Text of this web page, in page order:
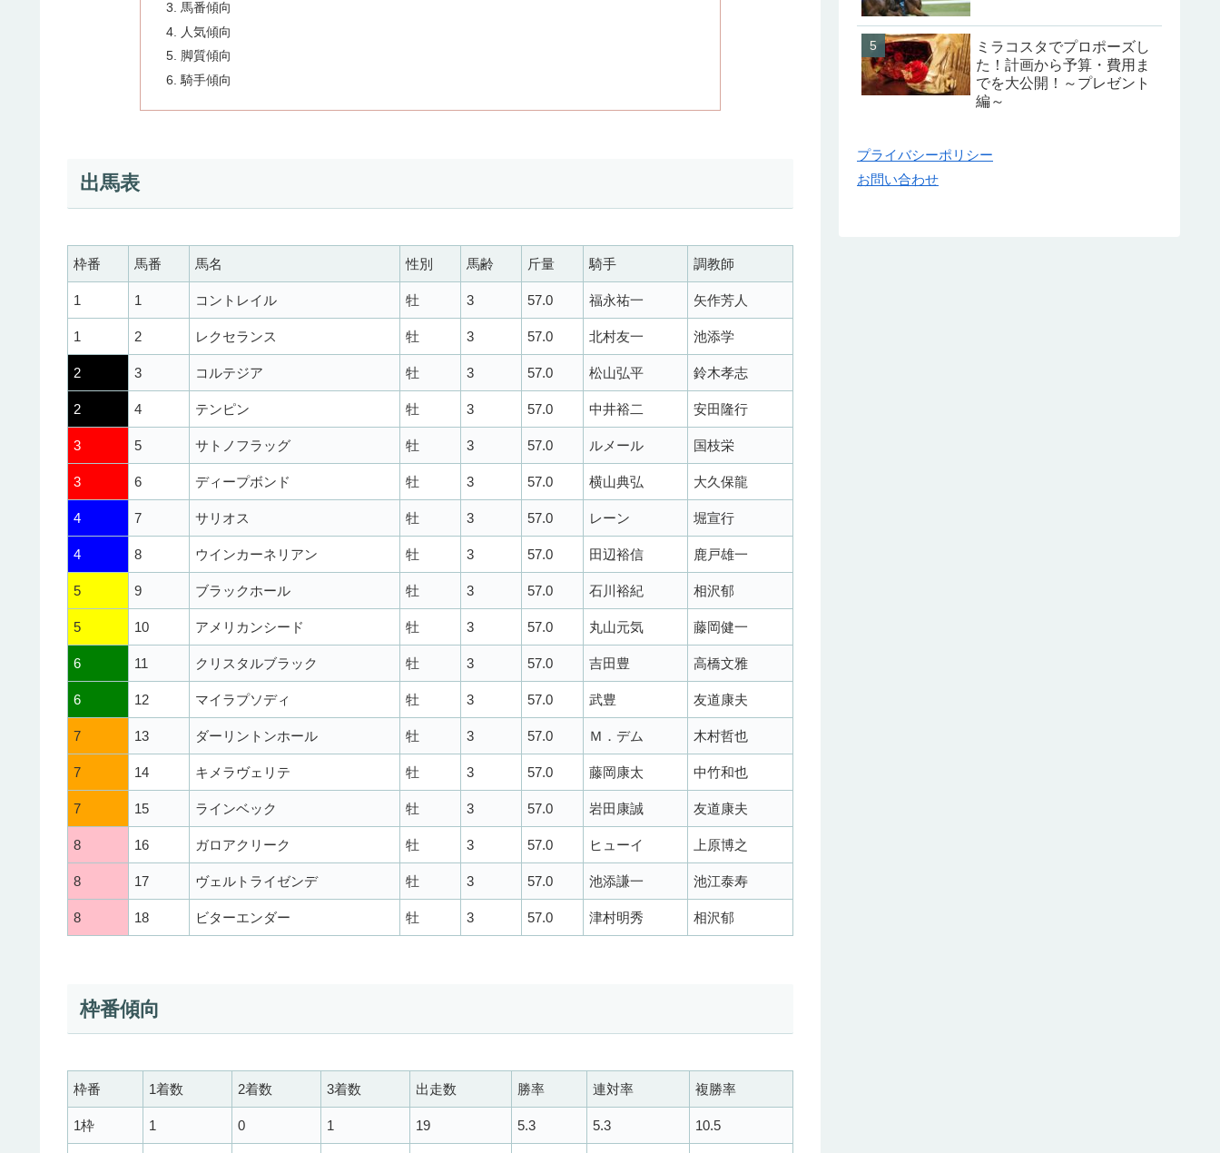
馬番傾向
人気傾向
脚質傾向
騎手傾向
出馬表
枠番 馬番 馬名 性別 馬齢 斤量 騎手 調教師
1 1 コントレイル 牡 3 57.0 福永祐一 矢作芳人
1 2 レクセランス 牡 3 57.0 北村友一 池添学
2 3 コルテジア 牡 3 57.0 松山弘平 鈴木孝志
2 4 テンピン 牡 3 57.0 中井裕二 安田隆行
3 5 サトノフラッグ 牡 3 57.0 ルメール 国枝栄
3 6 ディープボンド 牡 3 57.0 横山典弘 大久保龍
4 7 サリオス 牡 3 57.0 レーン 堀宣行
4 8 ウインカーネリアン 牡 3 57.0 田辺裕信 鹿戸雄一
5 9 ブラックホール 牡 3 57.0 石川裕紀 相沢郁
5 10 アメリカンシード 牡 3 57.0 丸山元気 藤岡健一
6 11 クリスタルブラック 牡 3 57.0 吉田豊 高橋文雅
6 12 マイラプソディ 牡 3 57.0 武豊 友道康夫
7 13 ダーリントンホール 牡 3 57.0 Ｍ．デム 木村哲也
7 14 キメラヴェリテ 牡 3 57.0 藤岡康太 中竹和也
7 15 ラインベック 牡 3 57.0 岩田康誠 友道康夫
8 16 ガロアクリーク 牡 3 57.0 ヒューイ 上原博之
8 17 ヴェルトライゼンデ 牡 3 57.0 池添謙一 池江泰寿
8 18 ビターエンダー 牡 3 57.0 津村明秀 相沢郁
枠番傾向
枠番 1着数 2着数 3着数 出走数 勝率 連対率 複勝率
1枠 1 0 1 19 5.3 5.3 10.5
ミラコスタでプロポーズし
た！計画から予算・費用ま
でを大公開！～プレゼント
編～
プライバシーポリシー
お問い合わせ